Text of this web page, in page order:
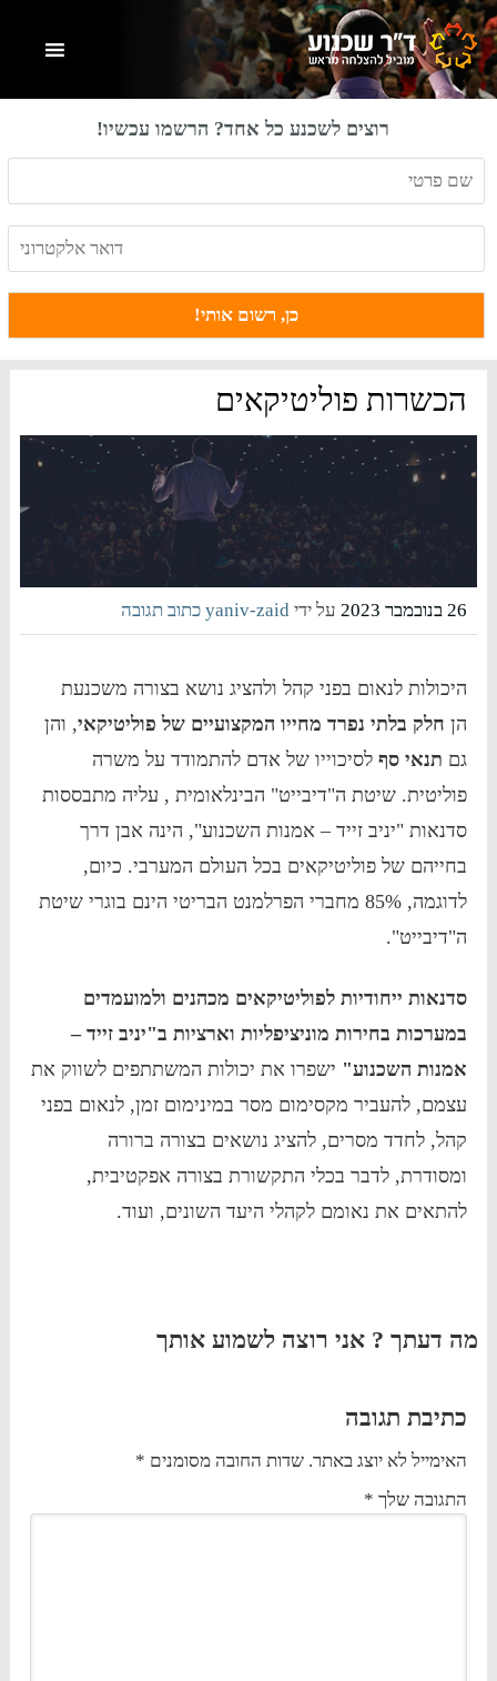
Skip
to
main
Skip
to
primary
Skip
to
footer
רוצים לשכנע כל אחד? הרשמו עכשיו!
הכשרות פוליטיקאים
26 בנובמבר 2023 על ידי yaniv-zaid כתוב תגובה
היכולות לנאום בפני קהל ולהציג נושא בצורה משכנעת
הן חלק בלתי נפרד מחייו המקצועיים של פוליטיקאי, והן
גם תנאי סף לסיכוייו של אדם להתמודד על משרה
פוליטית. שיטת ה"דיבייט" הבינלאומית , עליה מתבססות
סדנאות "יניב זייד – אמנות השכנוע", הינה אבן דרך
בחייהם של פוליטיקאים בכל העולם המערבי. כיום,
לדוגמה, 85% מחברי הפרלמנט הבריטי הינם בוגרי שיטת
ה"דיבייט".
סדנאות ייחודיות לפוליטיקאים מכהנים ולמועמדים
במערכות בחירות מוניציפליות וארציות ב"יניב זייד –
אמנות השכנוע" ישפרו את יכולות המשתתפים לשווק את
עצמם, להעביר מקסימום מסר במינימום זמן, לנאום בפני
קהל, לחדד מסרים, להציג נושאים בצורה ברורה
ומסודרת, לדבר בכלי התקשורת בצורה אפקטיבית,
להתאים את נאומם לקהלי היעד השונים, ועוד.
מה דעתך ? אני רוצה לשמוע אותך
כתיבת תגובה
האימייל לא יוצג באתר. שדות החובה מסומנים *
התגובה שלך *